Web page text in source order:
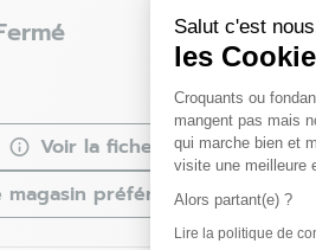
Salut c'est
les
Croquants ou
mangent pas mais
qui marche bien et
visite une meilleure
Alors partant(e) ?
Lire la politique de
Voir la fiche magasin
préféré